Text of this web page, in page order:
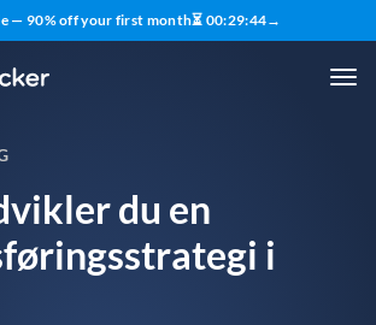
— 90% off your first month⏳ 00:29:43→
du en
i